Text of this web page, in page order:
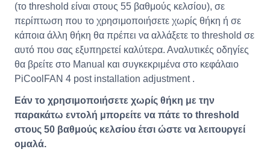
(το threshold είναι στους 55 βαθμούς κελσίου), σε
περίπτωση που το χρησιμοποιήσετε χωρίς θήκη ή σε
κάποια άλλη θήκη θα πρέπει να αλλάξετε το threshold σε
αυτό που σας εξυπηρετεί καλύτερα. Αναλυτικές οδηγίες
θα βρείτε στο Manual και συγκεκριμένα στο κεφάλαιο
PiCoolFAN 4 post installation adjustment .
Εάν το χρησιμοποιήσετε χωρίς θήκη με την
παρακάτω εντολή μπορείτε να πάτε το threshold
στους 50 βαθμούς κελσίου έτσι ώστε να λειτουργεί
ομαλά.